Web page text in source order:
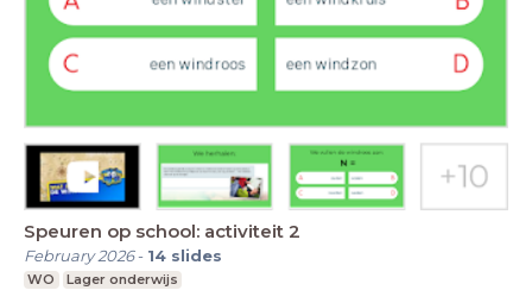
Speuren op school: activiteit 2
February 2026- 14 slides
WO Lager onderwijs